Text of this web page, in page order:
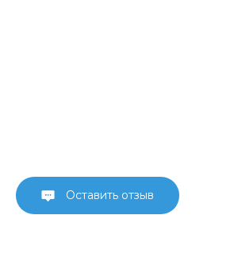
Оставить отзыв